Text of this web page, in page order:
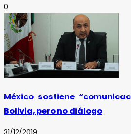
0
México sostiene
Bolivia, pero no diálogo
31/12/2019